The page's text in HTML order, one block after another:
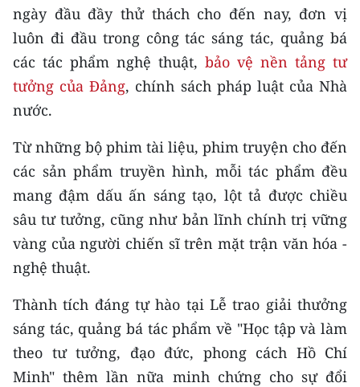
Media Xã hội
Media Pháp luật
Media Du lịch
Media Thế giới
Media Thể thao
Media Giáo dục
Media Y tế
Media Khoa học - Công nghệ
Media Môi trường
Ảnh
Infographic
ngày đầu đầy thử thách cho đến nay, đơn vị
luôn đi đầu trong công tác sáng tác, quảng bá
các tác phẩm nghệ thuật, bảo vệ nền tảng tư
tưởng của Đảng, chính sách pháp luật của Nhà
nước.
Từ những bộ phim tài liệu, phim truyện cho đến
các sản phẩm truyền hình, mỗi tác phẩm đều
mang đậm dấu ấn sáng tạo, lột tả được chiều
sâu tư tưởng, cũng như bản lĩnh chính trị vững
vàng của người chiến sĩ trên mặt trận văn hóa -
nghệ thuật.
Thành tích đáng tự hào tại Lễ trao giải thưởng
sáng tác, quảng bá tác phẩm về "Học tập và làm
theo tư tưởng, đạo đức, phong cách Hồ Chí
Minh" thêm lần nữa minh chứng cho sự đổi